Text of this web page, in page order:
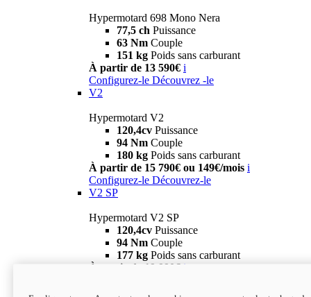
Hypermotard 698 Mono Nera
77,5 ch Puissance
63 Nm Couple
151 kg Poids sans carburant
À partir de 13 590€ i
Configurez-le Découvrez -le
V2
Hypermotard V2
120,4cv Puissance
94 Nm Couple
180 kg Poids sans carburant
À partir de 15 790€ ou 149€/mois i
Configurez-le Découvrez-le
V2 SP
Hypermotard V2 SP
120,4cv Puissance
94 Nm Couple
177 kg Poids sans carburant
À partir de 19 990€ i
new
V2 SP 100